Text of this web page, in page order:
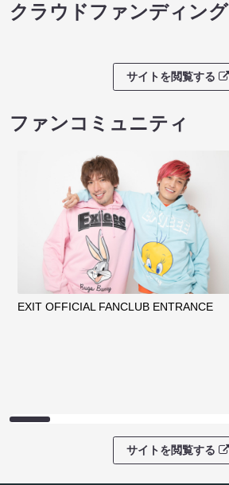
クラウドファンディング
サイトを閲覧する
ファンコミュニティ
EXIT OFFICIAL FANCLUB ENTRANCE
サイトを閲覧する